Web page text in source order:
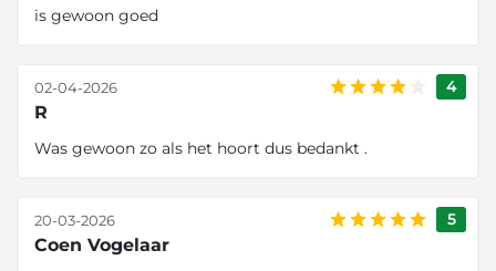
is gewoon goed
4
R
02-04-2026
Was gewoon zo als het hoort dus bedankt .
5
Coen Vogelaar
20-03-2026